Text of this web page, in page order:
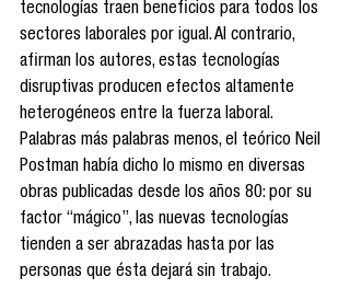
tecnologías traen beneficios para todos los
sectores laborales por igual. Al contrario,
afirman los autores, estas tecnologías
disruptivas producen efectos altamente
heterogéneos entre la fuerza laboral.
Palabras más palabras menos, el teórico Neil
Postman había dicho lo mismo en diversas
obras publicadas desde los años 80: por su
factor “mágico”, las nuevas tecnologías
tienden a ser abrazadas hasta por las
personas que ésta dejará sin trabajo.